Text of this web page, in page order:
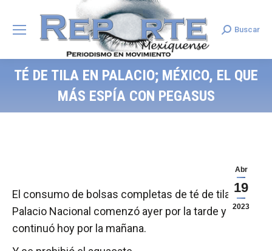
Search:
Buscar
TÉ DE TILA EN PALACIO; MÉXICO, EL QUE
MÁS ESPÍA CON PEGASUS
Abr
19
2023
El consumo de bolsas completas de té de tila en
Palacio Nacional comenzó ayer por la tarde y
continuó hoy por la mañana.